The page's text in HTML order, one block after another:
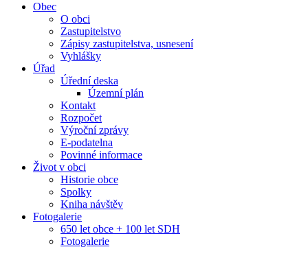
Obec
O obci
Zastupitelstvo
Zápisy zastupitelstva, usnesení
Vyhlášky
Úřad
Úřední deska
Územní plán
Kontakt
Rozpočet
Výroční zprávy
E-podatelna
Povinné informace
Život v obci
Historie obce
Spolky
Kniha návštěv
Fotogalerie
650 let obce + 100 let SDH
Fotogalerie